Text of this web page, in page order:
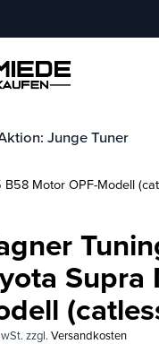
Junge Tuner
Motor OPF-Modell
Supra
zzgl. Versandkosten